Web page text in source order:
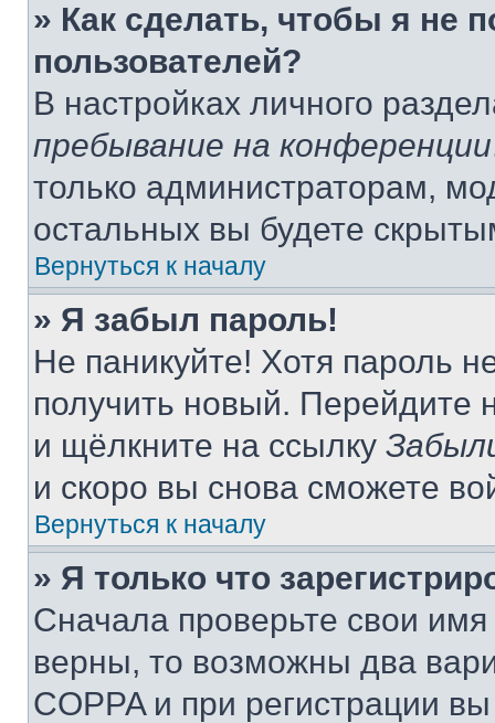
» Как сделать, чтобы я не
пользователей?
В настройках личного
пребывание на конференции
только администраторам,
остальных вы будете
Вернуться к началу
» Я забыл пароль!
Не паникуйте! Хотя пароль
получить новый. Перейдите
и щёлкните на ссылку
и скоро вы снова сможете
Вернуться к началу
» Я только что
Сначала проверьте свои
верны, то возможны два
COPPA и при регистрации